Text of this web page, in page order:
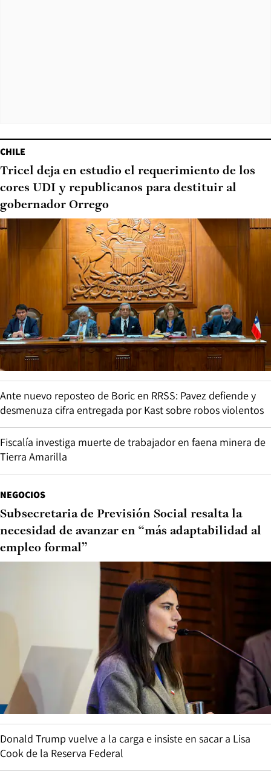
CHILE
Tricel deja en estudio el requerimiento de los
cores UDI y republicanos para destituir al
gobernador Orrego
Ante nuevo reposteo de Boric en RRSS: Pavez defiende y
desmenuza cifra entregada por Kast sobre robos violentos
Fiscalía investiga muerte de trabajador en faena minera de
Tierra Amarilla
NEGOCIOS
Subsecretaria de Previsión Social resalta la
necesidad de avanzar en “más adaptabilidad al
empleo formal”
Donald Trump vuelve a la carga e insiste en sacar a Lisa
Cook de la Reserva Federal